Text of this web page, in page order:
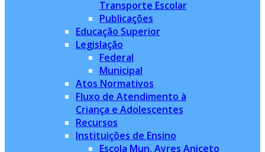
Transporte Escolar
Publicações
Educação Superior
Legislação
Federal
Municipal
Atos Normativos
Fluxo de Atendimento à
Criança e Adolescentes
Recursos
Instituições de Ensino
Escola Mun. Ayres Aniceto